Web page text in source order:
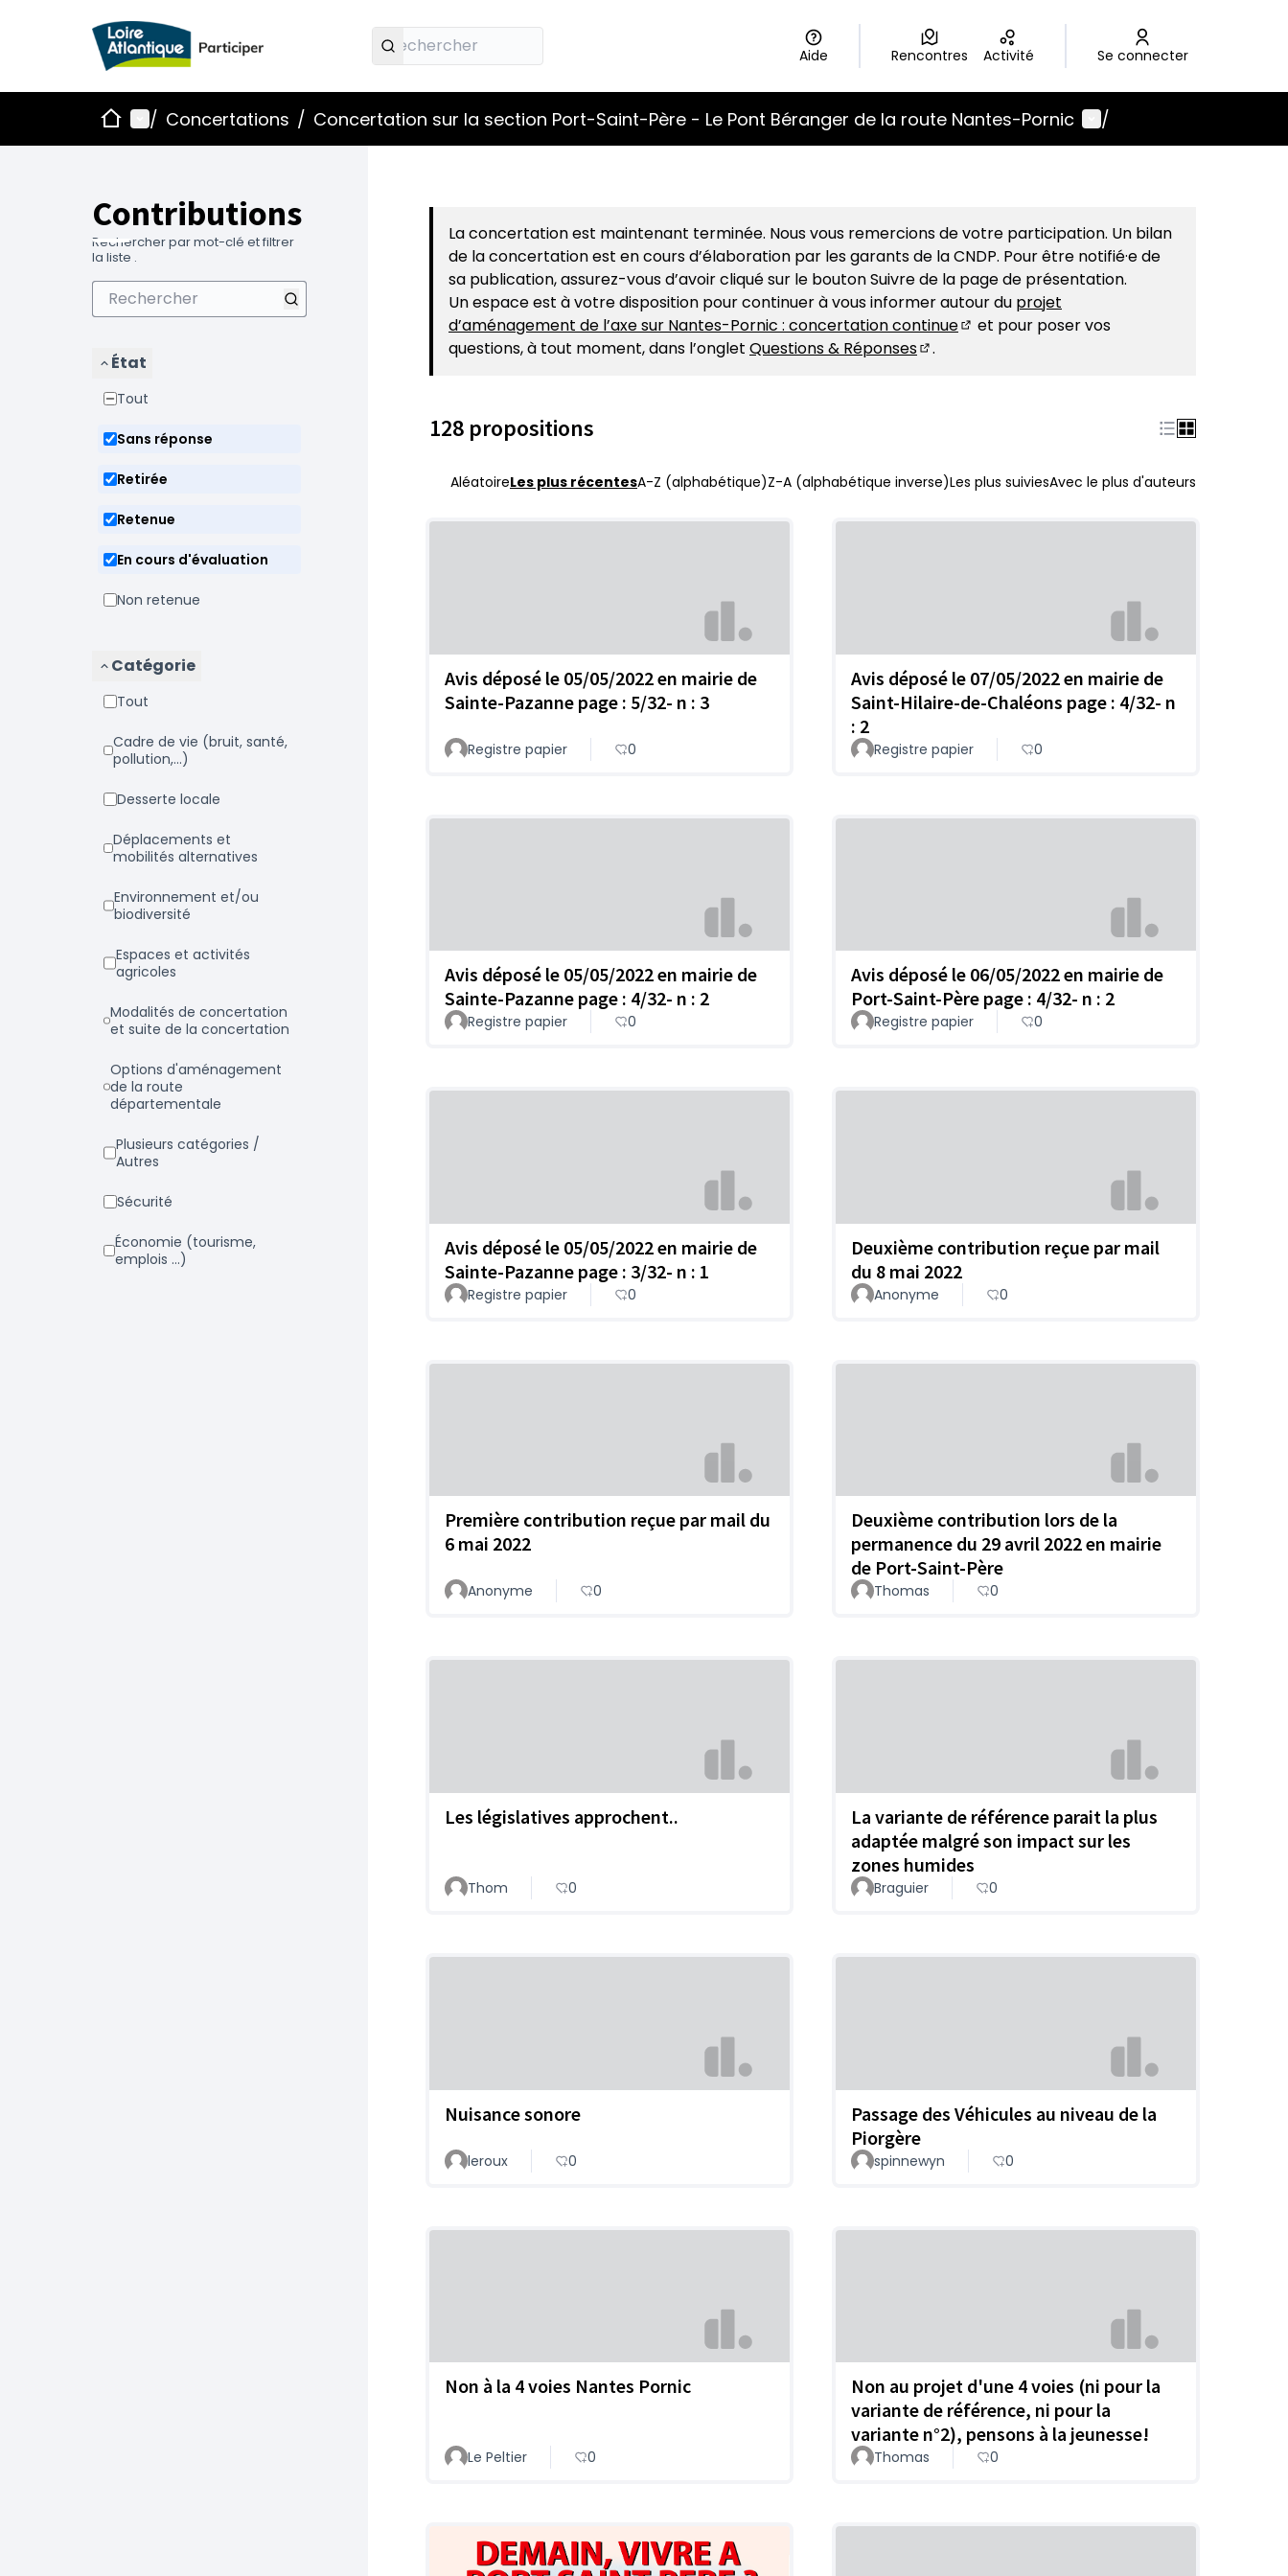
Aide Rencontres Activité Se connecter
AccueilMenu principal
/ Concertations / Concertation sur la section Port-Saint-Père - Le Pont Béranger de la route Nantes-Pornic Menu utilisateur
/
Contributions
Rechercher par mot-clé et filtrer
la liste .
État
Tout
Sans réponse
Retirée
Retenue
En cours d'évaluation
Non retenue
Catégorie
Tout
Cadre de vie (bruit, santé,
pollution,...)
Desserte locale
Déplacements et
mobilités alternatives
Environnement et/ou
biodiversité
Espaces et activités
agricoles
Modalités de concertation
et suite de la concertation
Options d'aménagement
de la route
départementale
Plusieurs catégories /
Autres
Sécurité
Économie (tourisme,
emplois ...)
La concertation est maintenant terminée. Nous vous remercions de votre participation. Un bilan
de la concertation est en cours d’élaboration par les garants de la CNDP. Pour être notifié·e de
sa publication, assurez-vous d’avoir cliqué sur le bouton Suivre de la page de présentation.
Un espace est à votre disposition pour continuer à vous informer autour du projet
d’aménagement de l’axe sur Nantes-Pornic : concertation continue
(S'ouvre dans un nouvel onglet)
et pour poser vos
questions, à tout moment, dans l’onglet Questions & Réponses .
128 propositions
AléatoireLes plus récentesA-Z (alphabétique)Z-A (alphabétique inverse)Les plus suiviesAvec le plus d'auteurs
Avis déposé le 05/05/2022 en mairie de
Sainte-Pazanne page : 5/32- n : 3
Registre papier 0
Avis déposé le 07/05/2022 en mairie de
Saint-Hilaire-de-Chaléons page : 4/32- n
: 2
Registre papier 0
Avis déposé le 05/05/2022 en mairie de
Sainte-Pazanne page : 4/32- n : 2
Registre papier 0
Avis déposé le 06/05/2022 en mairie de
Port-Saint-Père page : 4/32- n : 2
Registre papier 0
Avis déposé le 05/05/2022 en mairie de
Sainte-Pazanne page : 3/32- n : 1
Registre papier 0
Deuxième contribution reçue par mail
du 8 mai 2022
Anonyme 0
Première contribution reçue par mail du
6 mai 2022
Anonyme 0
Deuxième contribution lors de la
permanence du 29 avril 2022 en mairie
de Port-Saint-Père
Thomas 0
Les législatives approchent..
Thom 0
La variante de référence parait la plus
adaptée malgré son impact sur les
zones humides
Braguier 0
Nuisance sonore
leroux 0
Passage des Véhicules au niveau de la
Piorgère
spinnewyn 0
Non à la 4 voies Nantes Pornic
Le Peltier 0
Non au projet d'une 4 voies (ni pour la
variante de référence, ni pour la
variante n°2), pensons à la jeunesse!
Thomas 0